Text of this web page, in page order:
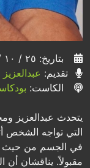
بتاريخ: ٢٥ / ١٠ / ٢٠٢٥
تقديم:
الكاست:
يتحدث عبدالعزيز
التي تواجه الشخص
في الجسم من حيث
مقبولاً. يناقشان أن